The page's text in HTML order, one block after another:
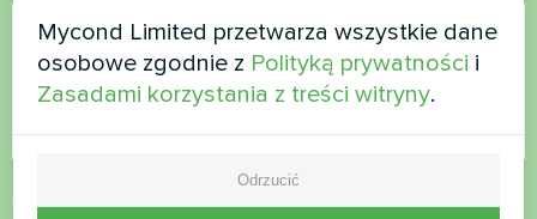
Mycond Limited przetwarza wszystkie dane
osobowe zgodnie z Polityką prywatności i
Zasadami korzystania z treści witryny.
Odrzucić